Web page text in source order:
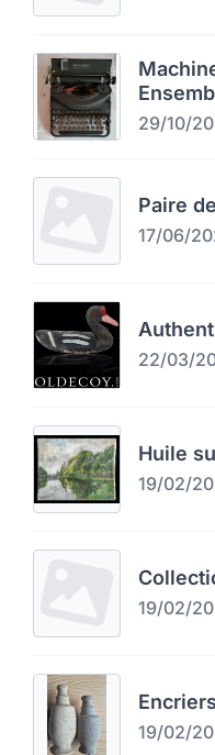
29/10/
Paire
17/06/
22/03/
Huile
19/02/
19/02/
19/02/